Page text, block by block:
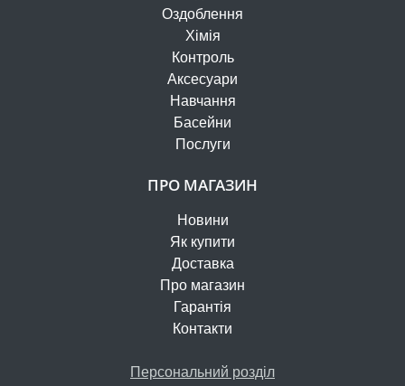
Оздоблення
Хімія
Контроль
Аксесуари
Навчання
Басейни
Послуги
ПРО МАГАЗИН
Новини
Як купити
Доставка
Про магазин
Гарантія
Контакти
Персональний розділ